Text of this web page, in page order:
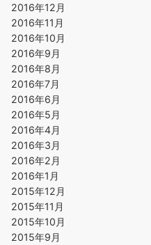
2016年12月
2016年11月
2016年10月
2016年9月
2016年8月
2016年7月
2016年6月
2016年5月
2016年4月
2016年3月
2016年2月
2016年1月
2015年12月
2015年11月
2015年10月
2015年9月